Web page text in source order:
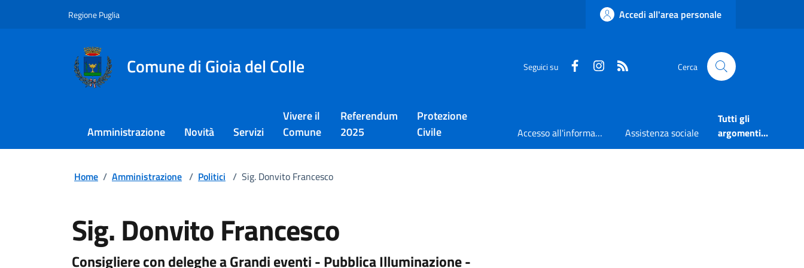
Regione Puglia Accedi all'area personale
Comune di Gioia del Colle Seguici su FaceboookInstagram Cerca
Amministrazione Novità Servizi
Vivere il
Comune
Referendum
2025
Protezione
Civile
Accesso all'informazione Assistenza sociale
Tutti gli
argomenti...
Home / Amministrazione / Politici / Sig. Donvito Francesco
Sig. Donvito Francesco
Consigliere con deleghe a Grandi eventi - Pubblica Illuminazione -